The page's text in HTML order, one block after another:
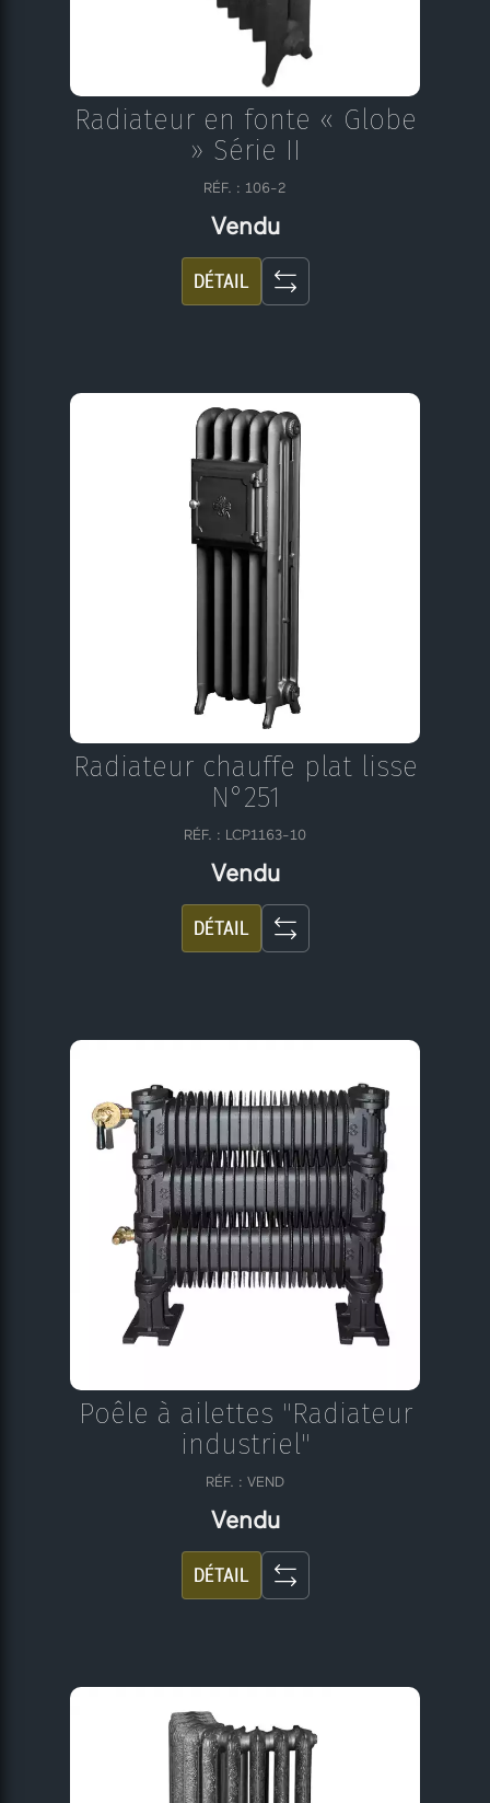
Radiateur en fonte « Globe
» Série II
RÉF. : 106-2
Vendu
DÉTAIL
Radiateur chauffe plat lisse
N°251
RÉF. : LCP1163-10
Vendu
DÉTAIL
Poêle à ailettes "Radiateur
industriel"
RÉF. : VEND
Vendu
DÉTAIL